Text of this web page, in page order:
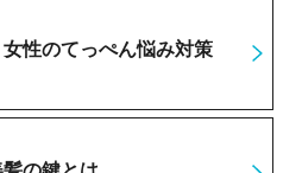
性のてっぺん悩み対策